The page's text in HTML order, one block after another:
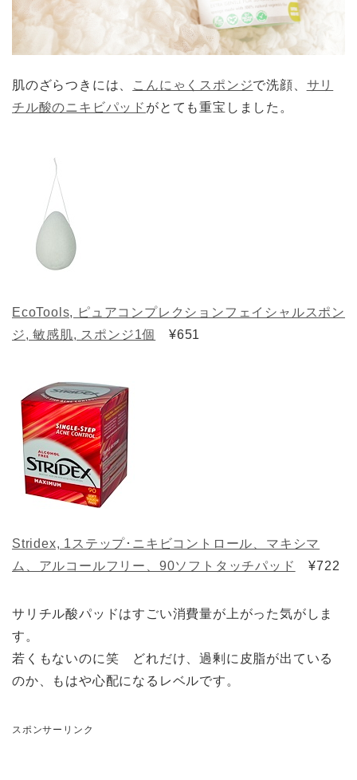
肌のざらつきには、 こんにゃくスポンジで洗顔、 サリ
チル酸のニキビパッド がとても重宝しました。
EcoTools, ピュアコンプレクションフェイシャルスポン
ジ, 敏感肌, スポンジ1個
¥651
Stridex, 1ステップ･ニキビコントロール、マキシマ
ム、アルコールフリー、90ソフトタッチパッド
¥722
サリチル酸パッドはすごい消費量が上がった気がしま
す。
若くもないのに笑 どれだけ、過剰に皮脂が出ている
のか、もはや心配になるレベルです。
スポンサーリンク